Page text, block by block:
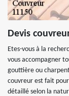
Devis
Etes-vous à la
vous accompagner
gouttière ou
couvreur est fait pour
détaillé selon la